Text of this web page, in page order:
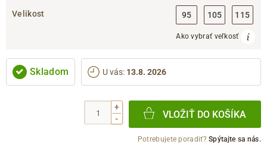
Velikost 95 105 115
Ako vybrať veľkosť
Skladom U vás: 13.8. 2026
+
-
VLOŽIŤ DO KOŠÍKA
Potrebujete poradiť?Spýtajte sa nás.